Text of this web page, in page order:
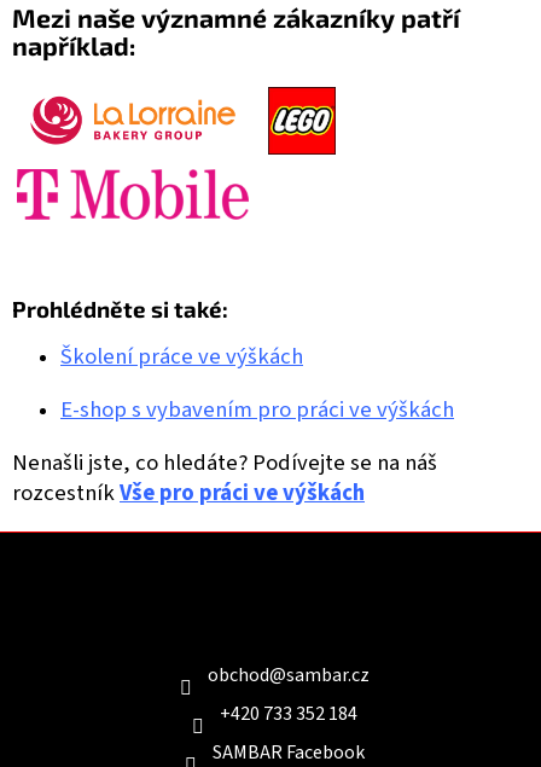
Mezi naše významné zákazníky patří
například:
Prohlédněte si také:
Školení práce ve výškách
E-shop s vybavením pro práci ve výškách
Nenašli jste, co hledáte? Podívejte se na náš
rozcestníkVše pro práci ve výškách
obchod@sambar.cz
+420 733 352 184
SAMBAR Facebook